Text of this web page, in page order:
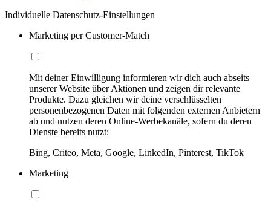
Individuelle Datenschutz-Einstellungen
Marketing per Customer-Match
Mit deiner Einwilligung informieren wir dich auch abseits
unserer Website über Aktionen und zeigen dir relevante
Produkte. Dazu gleichen wir deine verschlüsselten
personenbezogenen Daten mit folgenden externen Anbietern
ab und nutzen deren Online-Werbekanäle, sofern du deren
Dienste bereits nutzt:
Bing, Criteo, Meta, Google, LinkedIn, Pinterest, TikTok
Marketing